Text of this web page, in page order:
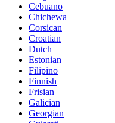
Cebuano
Chichewa
Corsican
Croatian
Dutch
Estonian
Filipino
Finnish
Frisian
Galician
Georgian